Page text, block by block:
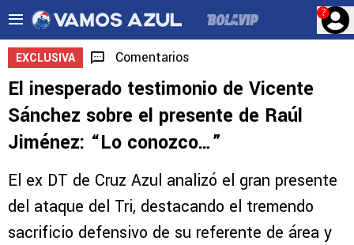
?
EXCLUSIVA Comentarios
El inesperado testimonio de Vicente
Sánchez sobre el presente de Raúl
Jiménez: “Lo conozco…”
El ex DT de Cruz Azul analizó el gran presente
del ataque del Tri, destacando el tremendo
sacrificio defensivo de su referente de área y